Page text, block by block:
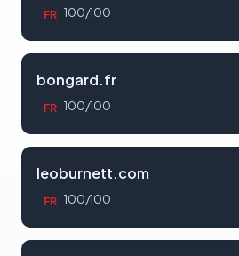
FR 100/100
bongard.fr
FR 100/100
leoburnett.com
FR 100/100